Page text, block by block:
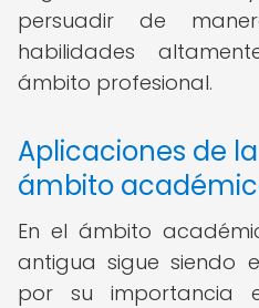
persuadir de
habilidades
ámbito profesional.
Aplicaciones de
ámbito
En el ámbito
antigua sigue siendo
por su importancia